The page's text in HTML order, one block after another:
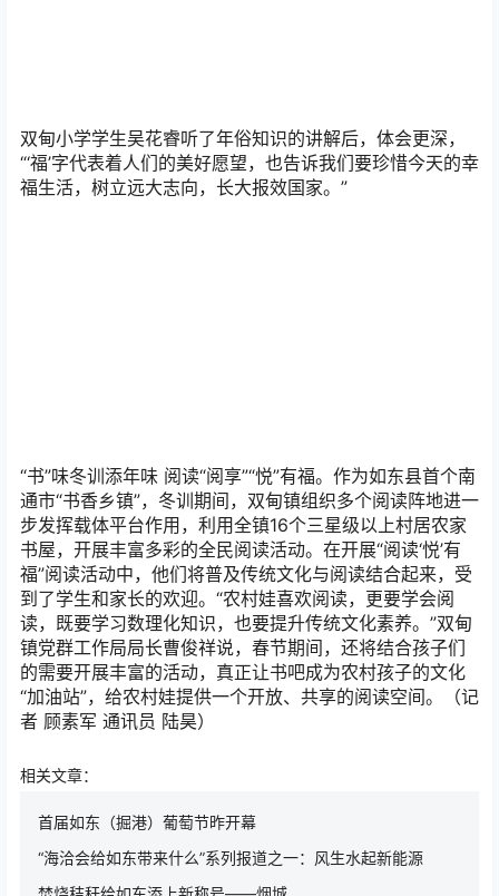
双甸小学学生吴花睿听了年俗知识的讲解后，体会更深，
“‘福’字代表着人们的美好愿望，也告诉我们要珍惜今天的幸
福生活，树立远大志向，长大报效国家。”
“书”味冬训添年味 阅读“阅享”“悦”有福。作为如东县首个南
通市“书香乡镇”，冬训期间，双甸镇组织多个阅读阵地进一
步发挥载体平台作用，利用全镇16个三星级以上村居农家
书屋，开展丰富多彩的全民阅读活动。在开展“阅读‘悦’有
福”阅读活动中，他们将普及传统文化与阅读结合起来，受
到了学生和家长的欢迎。“农村娃喜欢阅读，更要学会阅
读，既要学习数理化知识，也要提升传统文化素养。”双甸
镇党群工作局局长曹俊祥说，春节期间，还将结合孩子们
的需要开展丰富的活动，真正让书吧成为农村孩子的文化
“加油站”，给农村娃提供一个开放、共享的阅读空间。（记
者 顾素军 通讯员 陆昊）
相关文章：
首届如东（掘港）葡萄节昨开幕
“海洽会给如东带来什么”系列报道之一：风生水起新能源